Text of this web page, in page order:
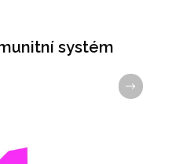
systém